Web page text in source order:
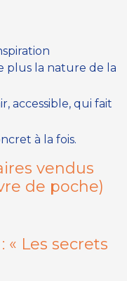
plus la nature de la
accessible, qui fait
à la fois.
vendus
de poche)
« Les secrets